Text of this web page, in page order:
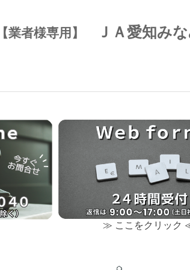
業者様専用】
ＪＡ愛知み
≫ ここをクリック